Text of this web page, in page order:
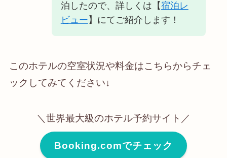
泊したので、詳しくは【宿泊レ
ビュー 】にてご紹介します！
このホテルの空室状況や料金はこちらからチェ
ックしてみてください↓
＼世界最大級のホテル予約サイト／
Booking.comでチェック